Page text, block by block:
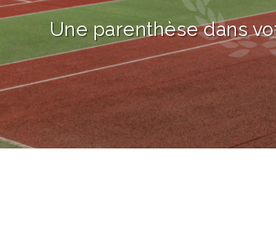
Une parenthèse dans